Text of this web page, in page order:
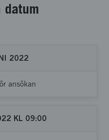
2022
ansökan
KL 09:00